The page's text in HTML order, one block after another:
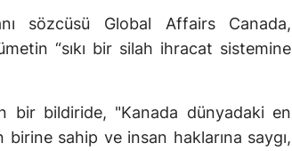
sözcüsü Global Affairs Canada,
“sıkı bir silah ihracat sistemine
bir bildiride, "Kanada dünyadaki en
sahip ve insan haklarına saygı,